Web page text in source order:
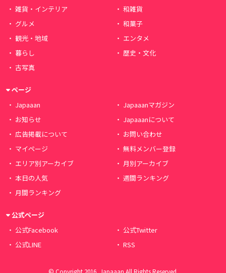
雑貨・インテリア
和雑貨
グルメ
和菓子
観光・地域
エンタメ
暮らし
歴史・文化
古写真
ページ
Japaaan
Japaaanマガジン
お知らせ
Japaaanについて
広告掲載について
お問い合わせ
マイページ
無料メンバー登録
エリア別アーカイブ
月別アーカイブ
本日の人気
週間ランキング
月間ランキング
公式ページ
公式Facebook
公式Twitter
公式LINE
RSS
© Copyright 2016, Japaaan All Rights Reserved.